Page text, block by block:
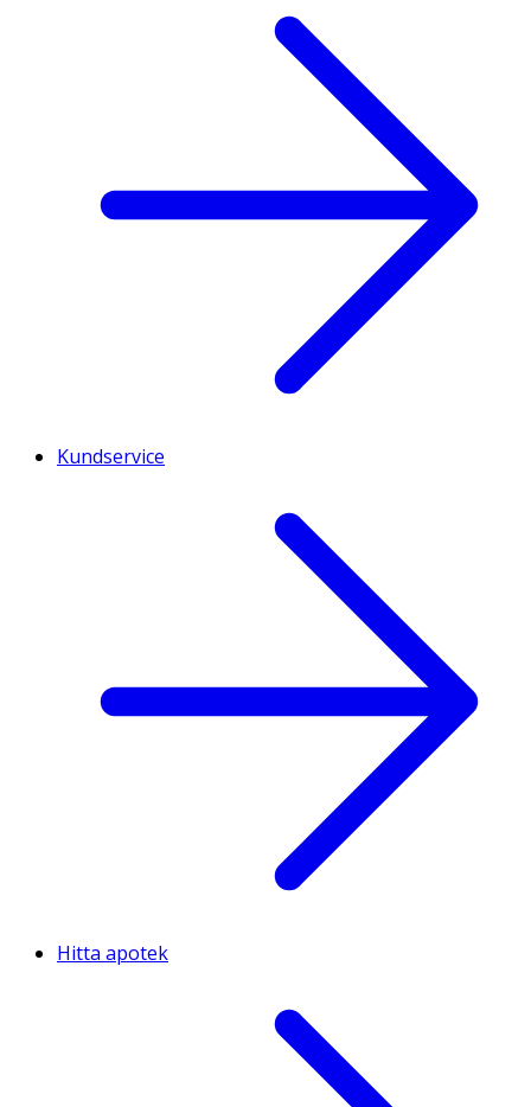
Kundservice
Hitta apotek